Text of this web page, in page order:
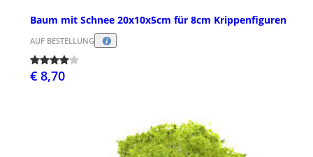
Baum mit Schnee 20x10x5cm für 8cm Krippenfiguren
AUF BESTELLUNG
€ 8,70